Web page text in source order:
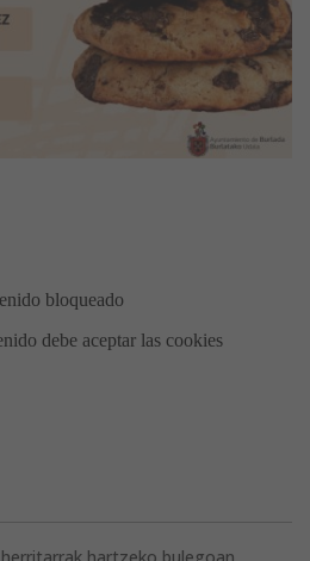
hartzeko bulegoan